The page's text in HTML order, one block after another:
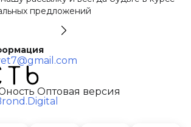
предложений
Оптовая версия